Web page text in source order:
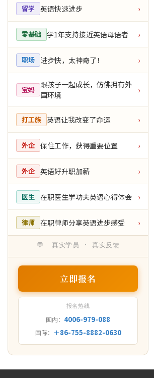
留学 英语快速进步 ›
零基础 学1年支持接近英语母语者 ›
职场 进步快，太神奇了！ ›
宝妈
跟孩子一起成长，仿佛拥有外
国环境
›
打工族 英语让我改变了命运 ›
外企 保住工作，获得重要位置 ›
外企 英语好升职加薪 ›
医生 在职医生学功夫英语心得体会 ›
律师 在职律师分享英语进步感受 ›
💬 真实学员 · 真实反馈
立即报名
报名热线
国内： 4006-979-088
国际： ＋86-755-8882-0630